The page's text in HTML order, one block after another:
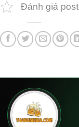
Đánh giá post